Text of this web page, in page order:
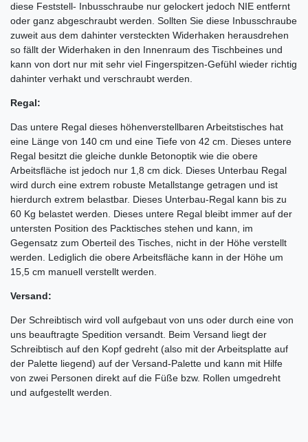
diese Feststell- Inbusschraube nur gelockert jedoch NIE entfernt
oder ganz abgeschraubt werden. Sollten Sie diese Inbusschraube
zuweit aus dem dahinter versteckten Widerhaken herausdrehen
so fällt der Widerhaken in den Innenraum des Tischbeines und
kann von dort nur mit sehr viel Fingerspitzen-Gefühl wieder richtig
dahinter verhakt und verschraubt werden.
Regal:
Das untere Regal dieses höhenverstellbaren Arbeitstisches hat
eine Länge von 140 cm und eine Tiefe von 42 cm. Dieses untere
Regal besitzt die gleiche dunkle Betonoptik wie die obere
Arbeitsfläche ist jedoch nur 1,8 cm dick. Dieses Unterbau Regal
wird durch eine extrem robuste Metallstange getragen und ist
hierdurch extrem belastbar. Dieses Unterbau-Regal kann bis zu
60 Kg belastet werden. Dieses untere Regal bleibt immer auf der
untersten Position des Packtisches stehen und kann, im
Gegensatz zum Oberteil des Tisches, nicht in der Höhe verstellt
werden. Lediglich die obere Arbeitsfläche kann in der Höhe um
15,5 cm manuell verstellt werden.
Versand:
Der Schreibtisch wird voll aufgebaut von uns oder durch eine von
uns beauftragte Spedition versandt. Beim Versand liegt der
Schreibtisch auf den Kopf gedreht (also mit der Arbeitsplatte auf
der Palette liegend) auf der Versand-Palette und kann mit Hilfe
von zwei Personen direkt auf die Füße bzw. Rollen umgedreht
und aufgestellt werden.